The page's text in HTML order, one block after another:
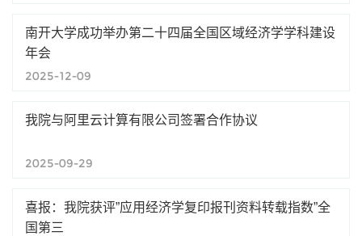
南开大学成功举办第二十四届全国区域经济学学科建设
年会
2025-12-09
我院与阿里云计算有限公司签署合作协议
2025-09-29
喜报：我院获评”应用经济学复印报刊资料转载指数”全
国第三